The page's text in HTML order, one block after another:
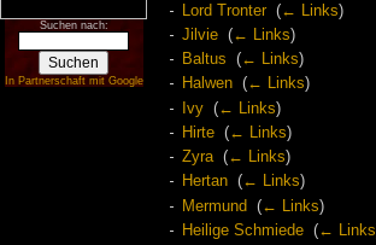
Suchen nach:
In Partnerschaft mit Google
Lord Tronter‎ (← Links)
Jilvie‎ (← Links)
Baltus
(← Links)
Halwen‎ (← Links)
Ivy‎ (← Links)
Hirte‎ (← Links)
Zyra‎ (← Links)
Hertan‎ (← Links)
Mermund
(← Links)
Heilige Schmiede‎ (← Links